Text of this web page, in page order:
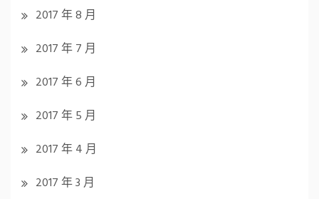
2017 年 8 月
2017 年 7 月
2017 年 6 月
2017 年 5 月
2017 年 4 月
2017 年 3 月